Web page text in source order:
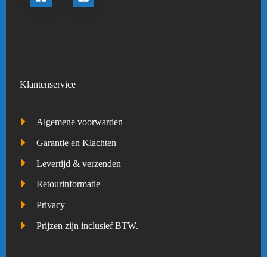
Klantenservice
Algemene voorwarden
Garantie en Klachten
Levertijd & verzenden
Retourinformatie
Privacy
Prijzen zijn inclusief BTW.